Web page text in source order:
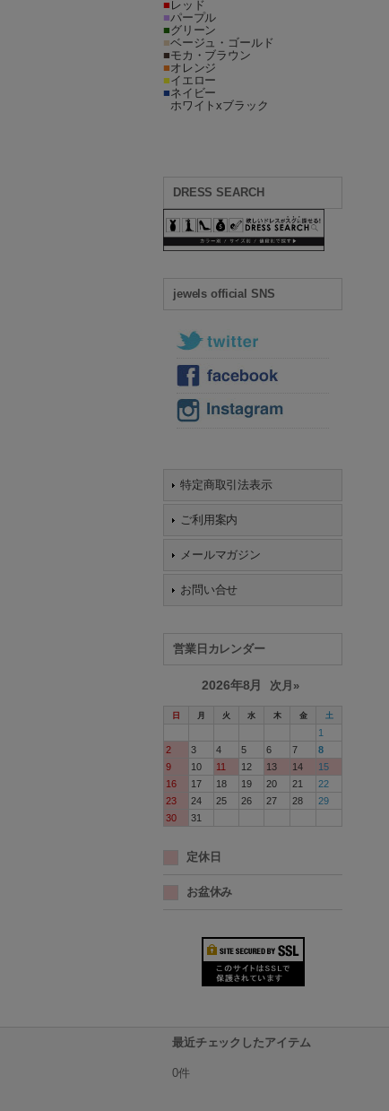
■ レッド
■パープル
■グリーン
■ベージュ・ゴールド
■モカ・ブラウン
■オレンジ
■イエロー
■ネイビー
ホワイトxブラック
DRESS SEARCH
jewels official SNS
特定商取引法表示
ご利用案内
メールマガジン
お問い合せ
営業日カレンダー
2026年8月 次月»
日 月 火 水 木 金 土
1
2
3 4 5 6 7
8
9
10 11 12 13 14
15
16
17 18 19 20 21
22
23
24 25 26 27 28
29
30
31
定休日
お盆休み
最近チェックしたアイテム
0件